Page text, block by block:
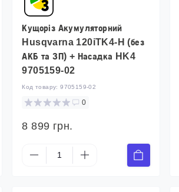
Кущоріз Акумуляторний
Husqvarna 120iTK4-H (без
АКБ та ЗП) + Насадка HK4
9705159-02
Код товару:9705159-02
0
8 899 грн.